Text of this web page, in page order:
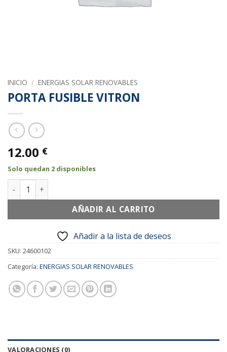
INICIO / ENERGIAS SOLAR RENOVABLES
PORTA FUSIBLE VITRON
12.00 €
Solo quedan 2 disponibles
PORTA FUSIBLE VITRON cantidad
AÑADIR AL CARRITO
Añadir a la lista de deseos
SKU: 24600102
Categoría: ENERGIAS SOLAR RENOVABLES
VALORACIONES (0)